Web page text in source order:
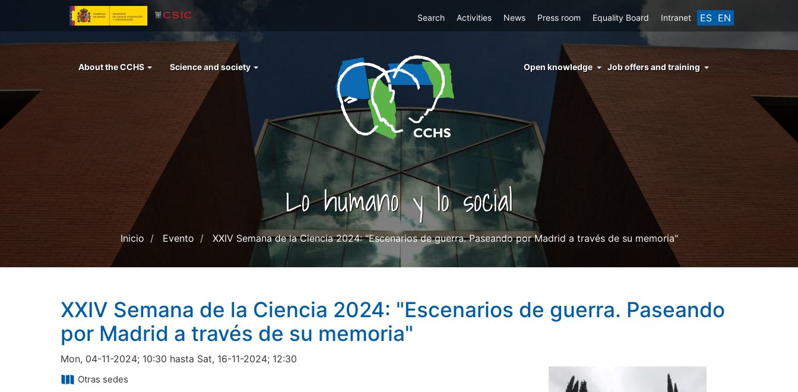
ES EN
Top
Search Activities News Press room Equality Board Intranet
Menu
About the CCHS Science and society
menu
conocimiento
abierto
Open knowledge Job offers and training
Lo humano y lo social
Inicio Evento XXIV Semana de la Ciencia 2024: "Escenarios de guerra. Paseando por Madrid a través de su memoria"
XXIV Semana de la Ciencia 2024: "Escenarios de guerra. Paseando
por Madrid a través de su memoria"
Mon, 04-11-2024; 10:30 hasta Sat, 16-11-2024; 12:30
Otras sedes